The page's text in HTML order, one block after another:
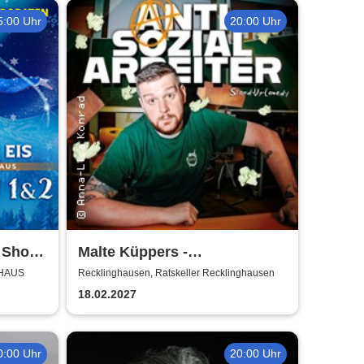
Uhr 20:00 Uhr
Malte Küppers -
Antisozialarbeiter
Recklinghausen, Ratskeller Recklinghausen
18.02.2027
Uhr 20:00 Uhr